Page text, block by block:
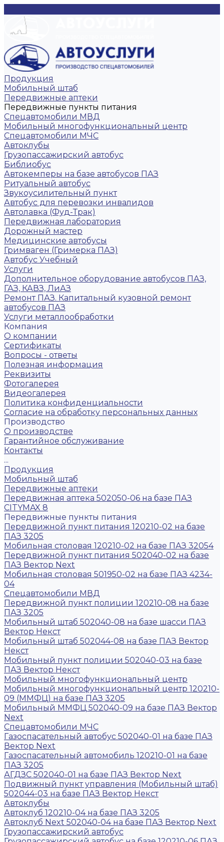
Продукция
Мобильный штаб
Передвижные аптеки
Передвижные пункты питания
Спецавтомобили МВД
Мобильный многофункциональный центр
Спецавтомобили МЧС
Автоклубы
Грузопассажирский автобус
Библиобус
Автокемперы на базе автобусов ПАЗ
Ритуальный автобус
Звукоусилительный пункт
Автобус для перевозки инвалидов
Автолавка (Фуд-Трак)
Передвижная лаборатория
Дорожный мастер
Медицинские автобусы
Гримваген (Гримерка ПАЗ)
Автобус Учебный
Услуги
Дополнительное оборудование автобусов ПАЗ,
ГАЗ, КАВЗ, ЛиАЗ
Ремонт ПАЗ. Капитальный кузовной ремонт
автобусов ПАЗ
Услуги металлообработки
Компания
О компании
Сертификаты
Вопросы - ответы
Полезная информация
Реквизиты
Фотогалерея
Видеогалерея
Политика конфиденциальности
Согласие на обработку персональных данных
Производство
О производстве
Гарантийное обслуживание
Контакты
...
Продукция
Мобильный штаб
Передвижные аптеки
Передвижная аптека 502050-06 на базе ПАЗ
CITYMAX 8
Передвижные пункты питания
Передвижной пункт питания 120210-02 на базе
ПАЗ 3205
Мобильная столовая 120210-02 на базе ПАЗ 32054
Передвижной пункт питания 502040-02 на базе
ПАЗ Вектор Next
Мобильная столовая 501950-02 на базе ПАЗ 4234-
04
Спецавтомобили МВД
Передвижной пункт полиции 120210-08 на базе
ПАЗ 3205
Мобильный штаб 502040-08 на базе шасси ПАЗ
Вектор Некст
Мобильный штаб 502044-08 на базе ПАЗ Вектор
Некст
Мобильный пункт полиции 502040-03 на базе
ПАЗ Вектор Некст
Мобильный многофункциональный центр
Мобильный многофункциональный центр 120210-
09 (ММФЦ) на базе ПАЗ 3205
Мобильный ММФЦ 502040-09 на базе ПАЗ Вектор
Next
Спецавтомобили МЧС
Газоспасательный автобус 502040-01 на базе ПАЗ
Вектор Next
Газоспасательный автомобиль 120210-01 на базе
ПАЗ 3205
АГДЗС 502040-01 на базе ПАЗ Вектор Next
Подвижный пункт управления (Мобильный штаб)
502044-03 на базе ПАЗ Вектор Некст
Автоклубы
Автоклуб 120210-04 на базе ПАЗ 3205
Автоклуб Next 502040-04 на базе ПАЗ Вектор Next
Грузопассажирский автобус